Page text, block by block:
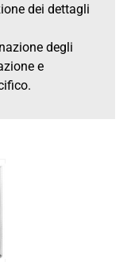
dei dettagli
degli
e